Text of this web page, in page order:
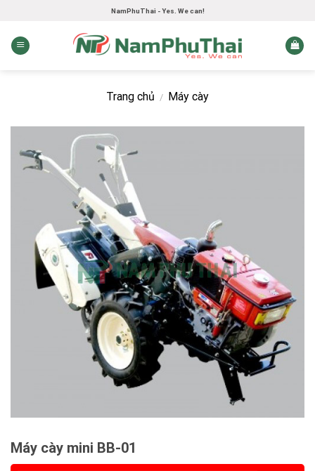
content
NamPhuThai - Yes. We can!
Trang chủ / Máy cày
Máy cày mini BB-01